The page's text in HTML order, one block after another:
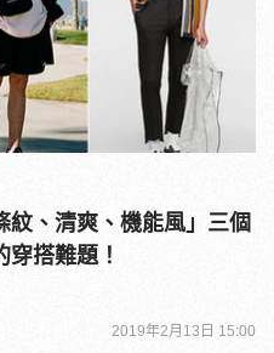
紋、清爽、機能風」三個
搭難題！
2019年2月13日 15:00